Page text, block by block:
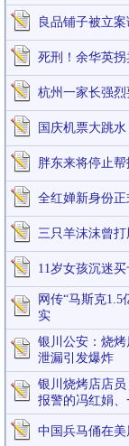
良品铺子被立案
死刑！余华英
杭州一家长强烈
国庆机票大跳
胖东来将停止
全红婵新身份
三只羊沫沫曾
11岁女孩沉迷
网传“马斯克
实
银川公安：烧
泄漏引发爆炸
银川烧烤店店
报警的冯红娟
中国兵马俑在